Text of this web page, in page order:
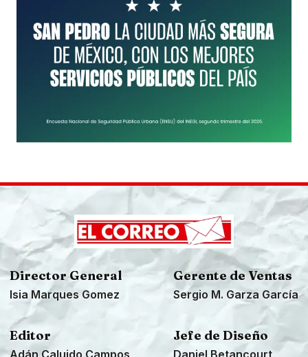
Director General
Isia Marques Gomez
Gerente de Ventas
Sergio M. Garza García
Editor Jefe de Diseño